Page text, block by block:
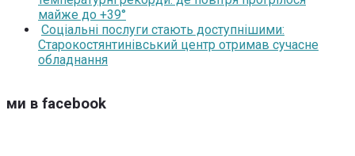
майже до +39°
Соціальні послуги стають доступнішими:
Старокостянтинівський центр отримав сучасне
обладнання
ми в facebook